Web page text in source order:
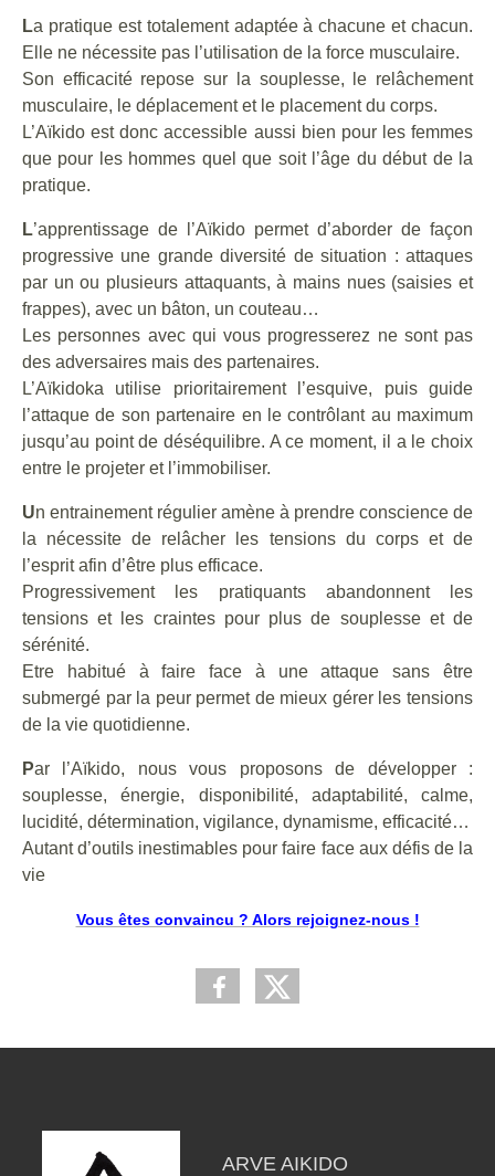
La pratique est totalement adaptée à chacune et chacun.
Elle ne nécessite pas l’utilisation de la force musculaire.
Son efficacité repose sur la souplesse, le relâchement
musculaire, le déplacement et le placement du corps.
L’Aïkido est donc accessible aussi bien pour les femmes
que pour les hommes quel que soit l’âge du début de la
pratique.
L’apprentissage de l’Aïkido permet d’aborder de façon
progressive une grande diversité de situation : attaques
par un ou plusieurs attaquants, à mains nues (saisies et
frappes), avec un bâton, un couteau…
Les personnes avec qui vous progresserez ne sont pas
des adversaires mais des partenaires.
L’Aïkidoka utilise prioritairement l’esquive, puis guide
l’attaque de son partenaire en le contrôlant au maximum
jusqu’au point de déséquilibre. A ce moment, il a le choix
entre le projeter et l’immobiliser.
Un entrainement régulier amène à prendre conscience de
la nécessite de relâcher les tensions du corps et de
l’esprit afin d’être plus efficace.
Progressivement les pratiquants abandonnent les
tensions et les craintes pour plus de souplesse et de
sérénité.
Etre habitué à faire face à une attaque sans être
submergé par la peur permet de mieux gérer les tensions
de la vie quotidienne.
Par l’Aïkido, nous vous proposons de développer :
souplesse, énergie, disponibilité, adaptabilité, calme,
lucidité, détermination, vigilance, dynamisme, efficacité…
Autant d’outils inestimables pour faire face aux défis de la
vie
Vous êtes convaincu ? Alors rejoignez-nous !
ARVE AIKIDO